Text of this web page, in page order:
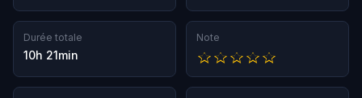
Durée totale
10h 21min
Note